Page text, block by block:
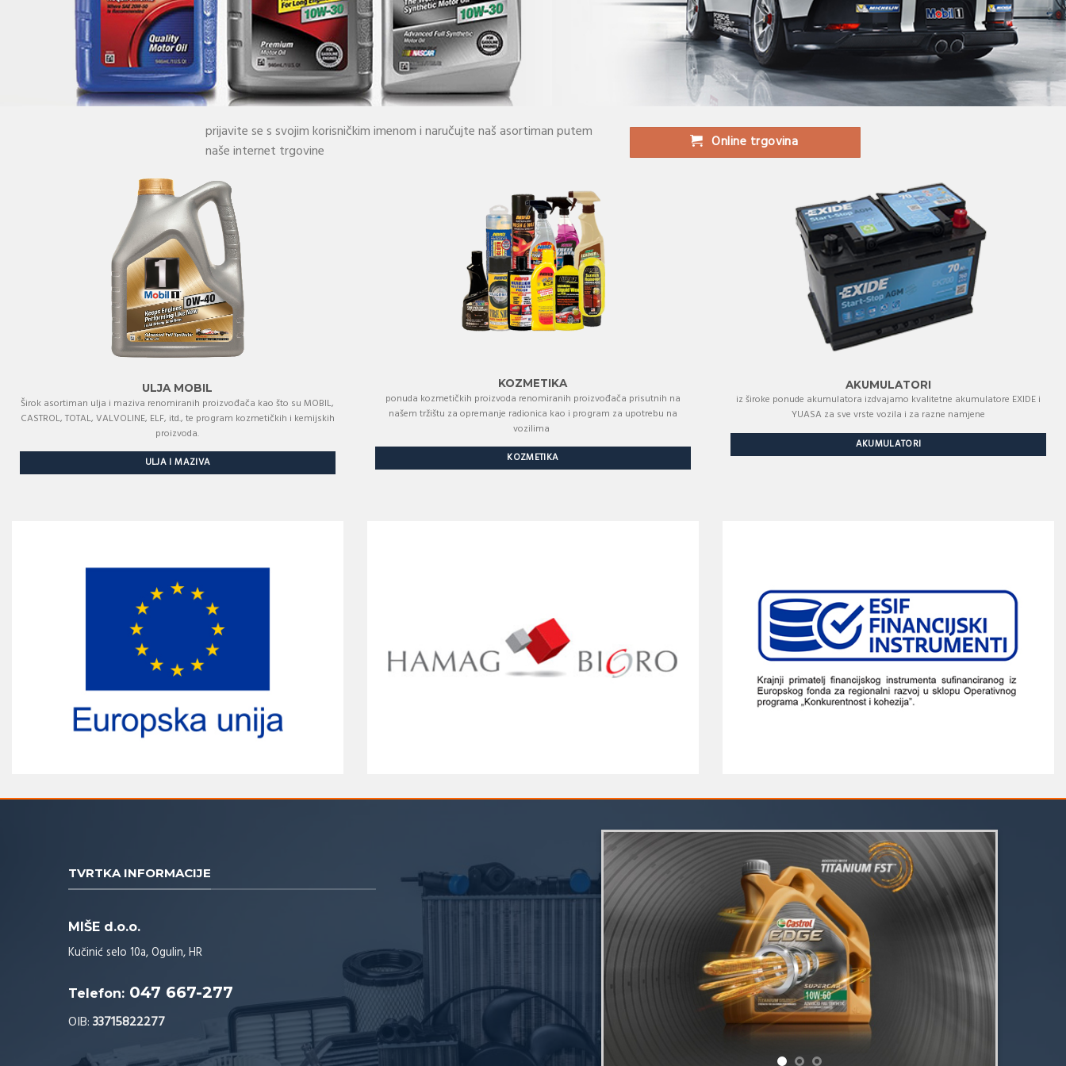
prijavite se s svojim korisničkim imenom i naručujte naš asortiman putem
naše internet trgovine
Online trgovina
ULJA MOBIL
Širok asortiman ulja i maziva renomiranih proizvođača kao što su MOBIL,
CASTROL, TOTAL, VALVOLINE, ELF, itd., te program kozmetičkih i kemijskih
proizvoda.
ULJA I MAZIVA
KOZMETIKA
ponuda kozmetičkih proizvoda renomiranih proizvođača prisutnih na
našem tržištu za opremanje radionica kao i program za upotrebu na
vozilima
KOZMETIKA
AKUMULATORI
iz široke ponude akumulatora izdvajamo kvalitetne akumulatore EXIDE i
YUASA za sve vrste vozila i za razne namjene
AKUMULATORI
TVRTKA INFORMACIJE
MIŠE d.o.o.
Kučinić selo 10a, Ogulin, HR
Telefon: 047 667-277
OIB:33715822277